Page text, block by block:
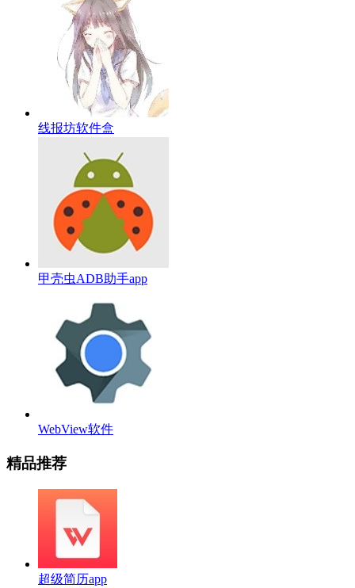
线报坊软件盒
甲壳虫ADB助手app
WebView软件
精品推荐
超级简历app